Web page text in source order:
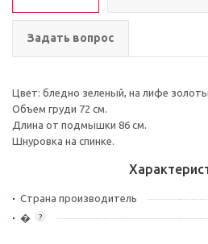
Задать вопрос
Цвет: бледно зеленый, на лифе
Объем груди 72 см.
Длина от подмышки 86 см.
Шнуровка на спинке.
Страна производитель
?
�